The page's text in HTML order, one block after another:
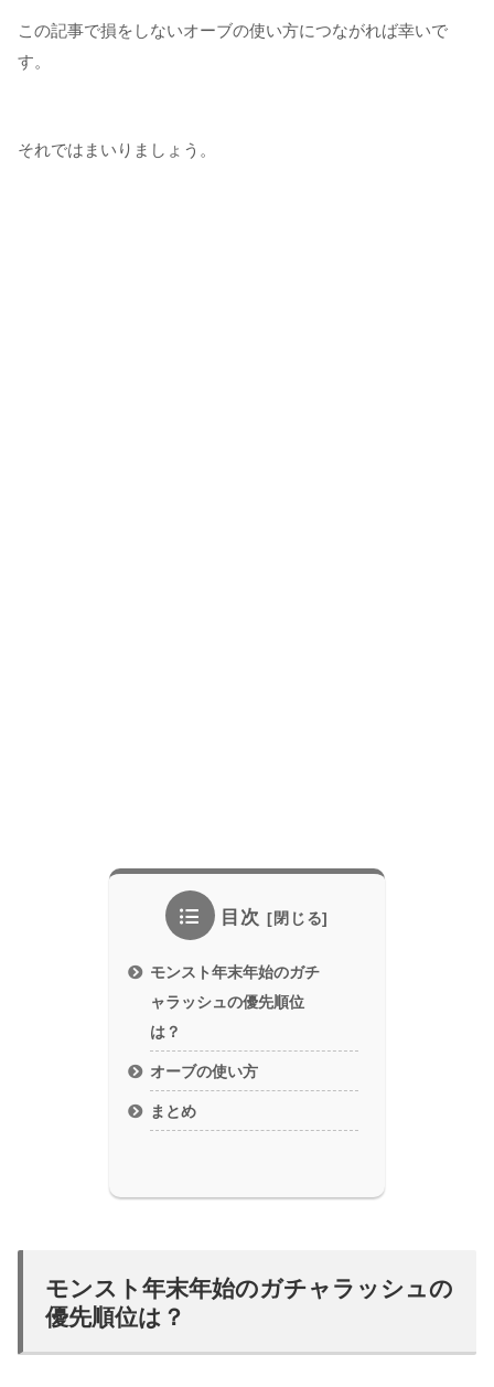
この記事で損をしないオーブの使い方につながれば幸いで
す。
それではまいりましょう。
目次
モンスト年末年始のガチ
ャラッシュの優先順位
は？
オーブの使い方
まとめ
モンスト年末年始のガチャラッシュの
優先順位は？